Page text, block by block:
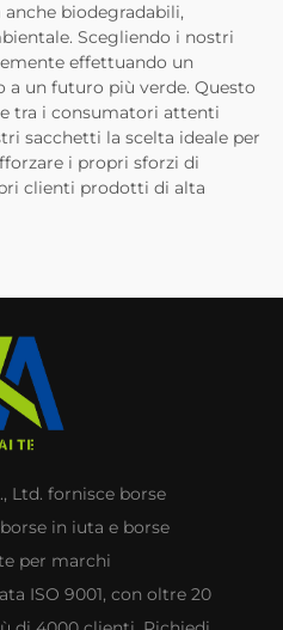
biodegradabili,
Scegliendo i nostri
effettuando un
un futuro più verde. Questo
tra i consumatori attenti
sacchetti la scelta ideale per
i propri sforzi di
clienti prodotti di alta
Ltd. fornisce borse
in iuta e borse
per marchi
ISO 9001, con oltre 20